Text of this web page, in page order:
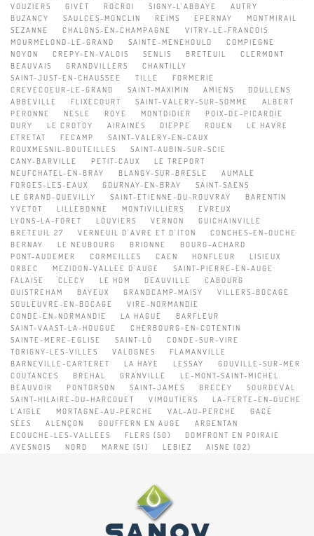
VOUZIERS
GIVET ROCROI SIGNY-L'ABBAYE
AUTRY
BUZANCY
SAULCES-MONCLIN REIMS EPERNAY
MONTMIRAIL
SEZANNE
CHALONS-EN-CHAMPAGNE
VITRY-LE-FRANCOIS
MOURMELOND-LE-GRAND
SAINTE-MENEHOULD
COMPIEGNE
NOYON
CREPY-EN-VALOIS SENLIS BRETEUIL
CLERMONT
BEAUVAIS
GRANDVILLERS
CHANTILLY
SAINT-JUST-EN-CHAUSSEE
TILLE
FORMERIE
CREVECOEUR-LE-GRAND
SAINT-MAXIMIN AMIENS
DOULLENS
ABBEVILLE
FLIXECOURT SAINT-VALERY-SUR-SOMME
ALBERT
PERONNE
NESLE ROYE MONTDIDIER
POIX-DE-PICARDIE
DURY
LE CROTOY AIRAINES DIEPPE ROUEN
LE HAVRE
ETRETAT
FECAMP
SAINT-VALERY-EN-CAUX
ROUXMESNIL-BOUTEILLES
SAINT-AUBIN-SUR-SCIE
CANY-BARVILLE
PETIT-CAUX
LE TREPORT
NEUFCHATEL-EN-BRAY
BLANGY-SUR-BRESLE
AUMALE
FORGES-LES-EAUX
GOURNAY-EN-BRAY
SAINT-SAENS
LE GRAND-QUEVILLY
SAINT-ETIENNE-DU-ROUVRAY
BARENTIN
YVETOT
LILLEBONNE MONTIVILLIERS
EVREUX
LYONS-LA-FORET
LOUVIERS VERNON
GUICHAINVILLE
BRETEUIL 27
VERNEUIL D'AVRE ET D'ITON
CONCHES-EN-OUCHE
BERNAY
LE NEUBOURG BRIONNE
BOURG-ACHARD
PONT-AUDEMER
CORMEILLES CAEN HONFLEUR
LISIEUX
ORBEC
MEZIDON-VALLEE D'AUGE
SAINT-PIERRE-EN-AUGE
FALAISE
CLECY LE HOM DEAUVILLE
CABOURG
OUISTREHAM
BAYEUX GRANDCAMP-MAISY
VILLERS-BOCAGE
SOULEUVRE-EN-BOCAGE
VIRE-NORMANDIE
CONDE-EN-NORMANDIE
LA HAGUE
BARFLEUR
SAINT-VAAST-LA-HOUGUE
CHERBOURG-EN-COTENTIN
SAINTE-MERE-EGLISE
SAINT-LÔ
CONDE-SUR-VIRE
TORIGNY-LES-VILLES
VALOGNES
FLAMANVILLE
BARNEVILLE-CARTERET
LA HAYE LESSAY
GOUVILLE-SUR-MER
COUTANCES
BREHAL GRANVILLE
LE-MONT-SAINT-MICHEL
BEAUVOIR
PONTORSON SAINT-JAMES BRECEY
SOURDEVAL
SAINT-HILAIRE-DU-HARCOUET
VIMOUTIERS
LA-FERTE-EN-OUCHE
L'AIGLE
MORTAGNE-AU-PERCHE VAL-AU-PERCHE
GACÉ
SÉES
ALENÇON GOUFFERN EN AUGE
ARGENTAN
ECOUCHE-LES-VALLEES
FLERS (50)
DOMFRONT EN POIRAIE
AVESNOIS
NORD MARNE (51) LEBIEZ AISNE (02)